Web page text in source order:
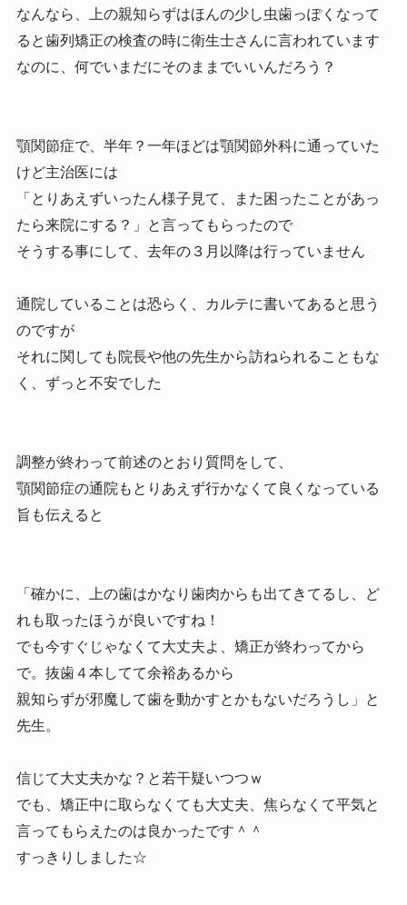
なんなら、上の親知らずはほんの少し虫歯っぽくなって
ると歯列矯正の検査の時に衛生士さんに言われています
なのに、何でいまだにそのままでいいんだろう？
顎関節症で、半年？一年ほどは顎関節外科に通っていた
けど主治医には
「とりあえずいったん様子見て、また困ったことがあっ
たら来院にする？」と言ってもらったので
そうする事にして、去年の３月以降は行っていません
通院していることは恐らく、カルテに書いてあると思う
のですが
それに関しても院長や他の先生から訪ねられることもな
く、ずっと不安でした
調整が終わって前述のとおり質問をして、
顎関節症の通院もとりあえず行かなくて良くなっている
旨も伝えると
「確かに、上の歯はかなり歯肉からも出てきてるし、ど
れも取ったほうが良いですね！
でも今すぐじゃなくて大丈夫よ、矯正が終わってから
で。抜歯４本してて余裕あるから
親知らずが邪魔して歯を動かすとかもないだろうし」と
先生。
信じて大丈夫かな？と若干疑いつつｗ
でも、矯正中に取らなくても大丈夫、焦らなくて平気と
言ってもらえたのは良かったです＾＾
すっきりしました☆